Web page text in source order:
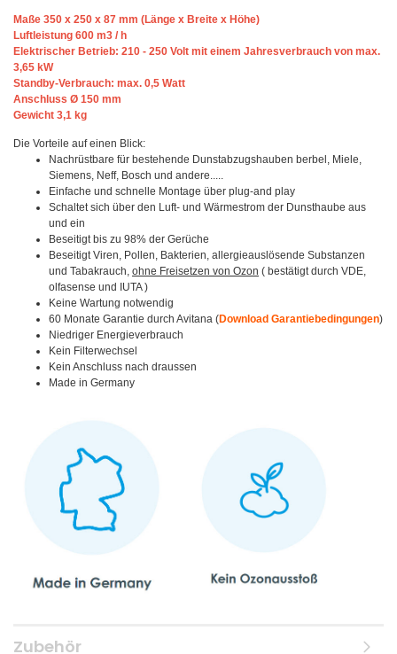
Maße 350 x 250 x 87 mm (Länge x Breite x Höhe)
Luftleistung 600 m3 / h
Elektrischer Betrieb: 210 - 250 Volt mit einem Jahresverbrauch von max.
3,65 kW
Standby-Verbrauch: max. 0,5 Watt
Anschluss Ø 150 mm
Gewicht 3,1 kg
Die Vorteile auf einen Blick:
Nachrüstbare für bestehende Dunstabzugshauben berbel, Miele,
Siemens, Neff, Bosch und andere.....
Einfache und schnelle Montage über plug-and play
Schaltet sich über den Luft- und Wärmestrom der Dunsthaube aus
und ein
Beseitigt bis zu 98% der Gerüche
Beseitigt Viren, Pollen, Bakterien, allergieauslösende Substanzen
und Tabakrauch, ohne Freisetzen von Ozon ( bestätigt durch VDE,
olfasense und IUTA )
Keine Wartung notwendig
60 Monate Garantie durch Avitana (Download Garantiebedingungen)
Niedriger Energieverbrauch
Kein Filterwechsel
Kein Anschluss nach draussen
Made in Germany
Zubehör